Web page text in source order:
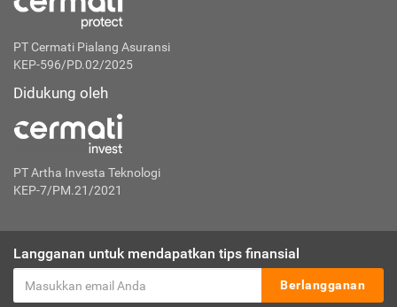
PT Cermati Pialang Asuransi
KEP-596/PD.02/2025
Didukung oleh
PT Artha Investa Teknologi
KEP-7/PM.21/2021
Langganan untuk mendapatkan tips finansial
Berlangganan